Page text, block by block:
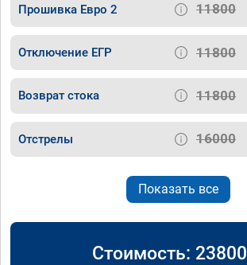
Прошивка Евро 2 11800
Отключение ЕГР 11800
Возврат стока 11800
Отстрелы 16000
Показать все
Стоимость: 23800